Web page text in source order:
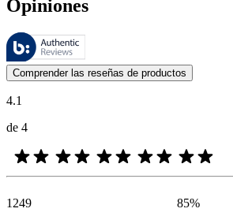
Opiniones
Estas reseñas las gestiona Bazaarvoice y
Las opiniones de los clientes en forma de
Comprender las reseñas de productos
4.1
de 4
1249
85%